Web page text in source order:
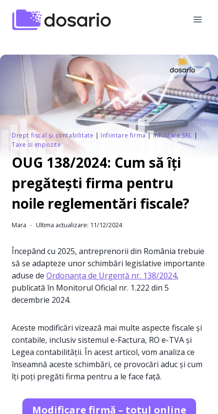
content
Drept fiscal și contabilitate | Infiintare firma|Infiintare SRL |
Taxe si impozite
OUG 138/2024: Cum să îți
pregătești firma pentru
noile reglementări fiscale?
Mara Ultima actualizare: 11/12/2024
Începând cu 2025, antreprenorii din România trebuie
să se adapteze unor schimbări legislative importante
aduse de Ordonanța de Urgență nr. 138/2024,
publicată în Monitorul Oficial nr. 1.222 din 5
decembrie 2024.
Aceste modificări vizează mai multe aspecte fiscale și
contabile, inclusiv sistemul e-Factura, RO e-TVA și
Legea contabilității. În acest articol, vom analiza ce
înseamnă aceste schimbări, ce provocări aduc și cum
îți poți pregăti firma pentru a le face față.
Modificare firmă – totul online